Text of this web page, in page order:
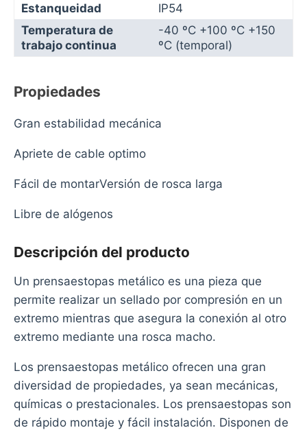
Estanqueidad
IP54
Temperatura de
trabajo continua
-40 ºC +100 ºC +150
ºC (temporal)
Propiedades
Gran estabilidad mecánica
Apriete de cable optimo
Fácil de montarVersión de rosca larga
Libre de alógenos
Descripción del producto
Un prensaestopas metálico es una pieza que
permite realizar un sellado por compresión en un
extremo mientras que asegura la conexión al otro
extremo mediante una rosca macho.
Los prensaestopas metálico ofrecen una gran
diversidad de propiedades, ya sean mecánicas,
químicas o prestacionales. Los prensaestopas son
de rápido montaje y fácil instalación. Disponen de